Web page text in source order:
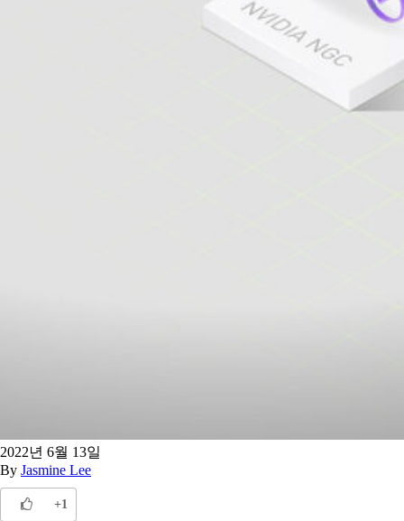
2022년 6월 13일
By Jasmine Lee
+1